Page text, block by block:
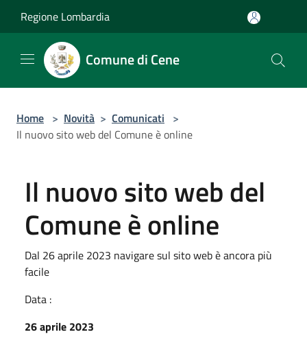
Regione Lombardia
Comune di Cene
Home > Novità > Comunicati >
Il nuovo sito web del Comune è online
Il nuovo sito web del
Comune è online
Dal 26 aprile 2023 navigare sul sito web è ancora più
facile
Data :
26 aprile 2023